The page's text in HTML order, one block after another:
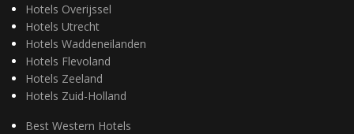
Hotels Overijssel
Hotels Utrecht
Hotels Waddeneilanden
Hotels Flevoland
Hotels Zeeland
Hotels Zuid-Holland
Best Western Hotels